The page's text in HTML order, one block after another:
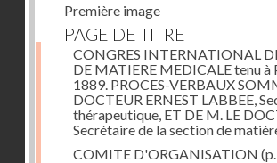
Première image
PAGE DE TITRE
CONGRES INTERNATIONAL
DE MATIERE MEDICALE tenu à
1889. PROCES-VERBAUX
DOCTEUR ERNEST LABBEE,
thérapeutique, ET DE M. LE
Secrétaire de la section de
COMITE D'ORGANISATION